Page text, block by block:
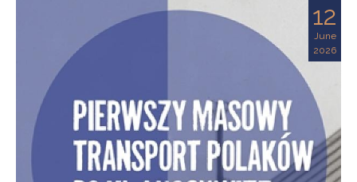
12
June
2026